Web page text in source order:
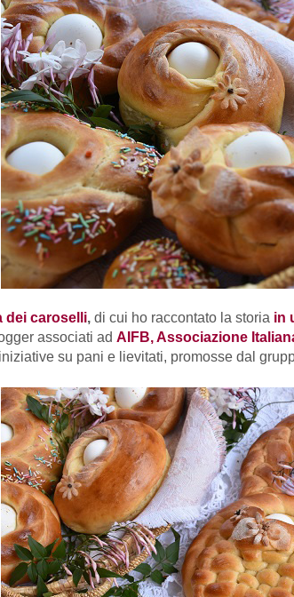
dei caroselli, di cui ho raccontato la storia in
associati ad AIFB, Associazione
su pani e lievitati, promosse dal